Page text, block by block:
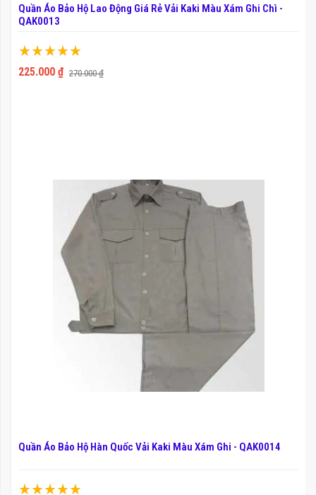
Quần Áo Bảo Hộ Lao Động Giá Rẻ Vải Kaki Màu Xám Ghi Chì -
QAK0013
Xếp hạng:
100%
225.000 ₫ 270.000 ₫
Quần Áo Bảo Hộ Hàn Quốc Vải Kaki Màu Xám Ghi - QAK0014
Xếp hạng: